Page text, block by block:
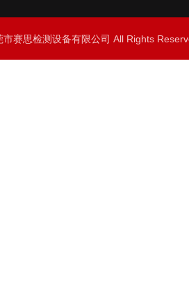
市赛思检测设备有限公司 All Rights